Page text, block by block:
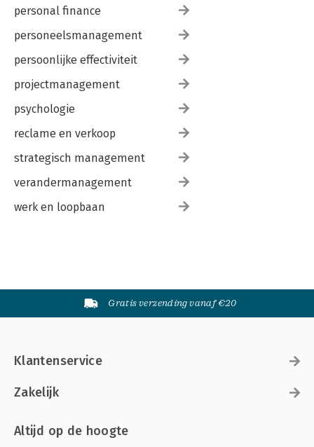
personal finance
personeelsmanagement
persoonlijke effectiviteit
projectmanagement
psychologie
reclame en verkoop
strategisch management
verandermanagement
werk en loopbaan
Gratis verzending vanaf €20
Klantenservice
Zakelijk
Altijd op de hoogte